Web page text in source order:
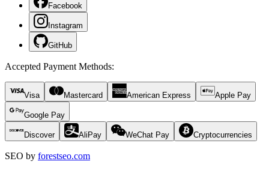
Facebook
Instagram
GitHub
Accepted Payment Methods:
Visa Mastercard American Express Apple Pay
Google Pay
Discover AliPay WeChat Pay Cryptocurrencies
SEO by forestseo.com